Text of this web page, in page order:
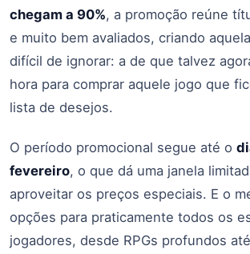
chegam a 90%, a promoção reúne
e muito bem avaliados, criando
difícil de ignorar: a de que talvez
hora para comprar aquele jogo que
lista de desejos.
O período promocional segue até o
fevereiro, o que dá uma janela
aproveitar os preços especiais. E o
opções para praticamente todos os
jogadores, desde RPGs profundos